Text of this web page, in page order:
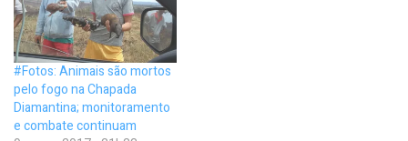
#Fotos: Animais são mortos
pelo fogo na Chapada
Diamantina; monitoramento
e combate continuam